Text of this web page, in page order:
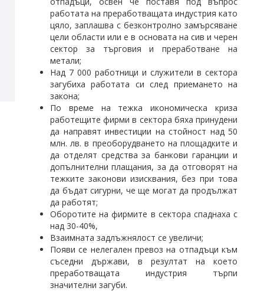
работата на преработващата индустрия като
цяло, заплашва с безконтролно замърсяване
цели области или е в основата на сив и черен
сектор за търговия и преработване на
метали;
Над 7 000 работници и служители в сектора
загубиха работата си след приемането на
закона;
По време на тежка икономическа криза
работещите фирми в сектора бяха принудени
да направят инвестиции на стойност над 50
млн. лв. в преоборудването на площадките и
да отделят средства за банкови гаранции и
допълнителни плащания, за да отговорят на
тежките законови изисквания, без при това
да бъдат сигурни, че ще могат да продължат
да работят;
Оборотите на фирмите в сектора спаднаха с
над 30-40%,
Взаимната задлъжнялост се увеличи;
Появи се нелегален превоз на отпадъци към
съседни държави, в резултат на което
преработващата индустрия търпи
значителни загуби.